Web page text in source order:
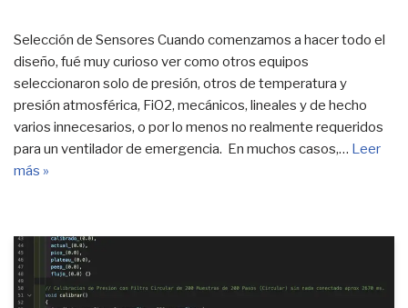
Selección de Sensores Cuando comenzamos a hacer todo el
diseño, fué muy curioso ver como otros equipos
seleccionaron solo de presión, otros de temperatura y
presión atmosférica, FiO2, mecánicos, lineales y de hecho
varios innecesarios, o por lo menos no realmente requeridos
para un ventilador de emergencia. En muchos casos,… Leer
más »